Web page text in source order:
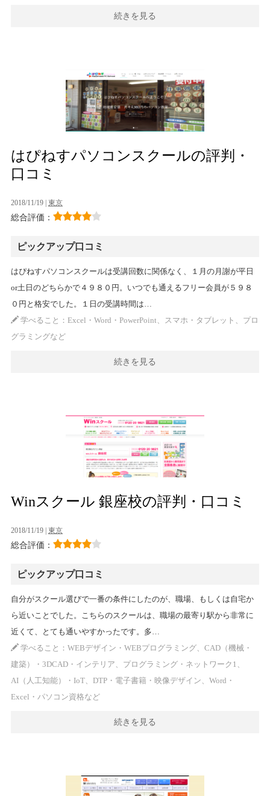
続きを見る
はぴねすパソコンスクールの評判・
口コミ
2018/11/19 | 東京
総合評価：
ピックアップ口コミ
はぴねすパソコンスクールは受講回数に関係なく、１月の月謝が平日
or土日のどちらかで４９８０円。いつでも通えるフリー会員が５９８
０円と格安でした。１日の受講時間は…
学べること：Excel・Word・PowerPoint、スマホ・タブレット、プロ
グラミングなど
続きを見る
Winスクール 銀座校の評判・口コミ
2018/11/19 | 東京
総合評価：
ピックアップ口コミ
自分がスクール選びで一番の条件にしたのが、職場、もしくは自宅か
ら近いことでした。こちらのスクールは、職場の最寄り駅から非常に
近くて、とても通いやすかったです。多…
学べること：WEBデザイン・WEBプログラミング、CAD（機械・
建築）・3DCAD・インテリア、プログラミング・ネットワーク1、
AI（人工知能）・IoT、DTP・電子書籍・映像デザイン、Word・
Excel・パソコン資格など
続きを見る